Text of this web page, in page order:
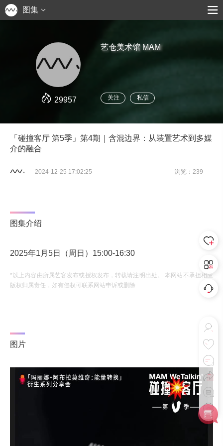
图集
29957
艺仓美术馆 MAM
关注 私信
「碰撞客厅 第5季」第4期｜含混边界：从装置艺术到多媒
介的融合
2024-12-25 17:02:25 浏览：239
图集介绍
2025年1月5日（周日）15:00-16:30
*以上内容由所属艺客发布或授权发布，转载请注明出处。 本网站不承担相应
版权归属责任，如有侵权可联系网站申诉或删除
图片